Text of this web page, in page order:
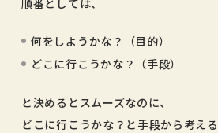
何をしようかな？（目的）
どこに行こうかな？（手段）
と決めるとスムーズなのに、
どこに行こうかな？と手段から考え